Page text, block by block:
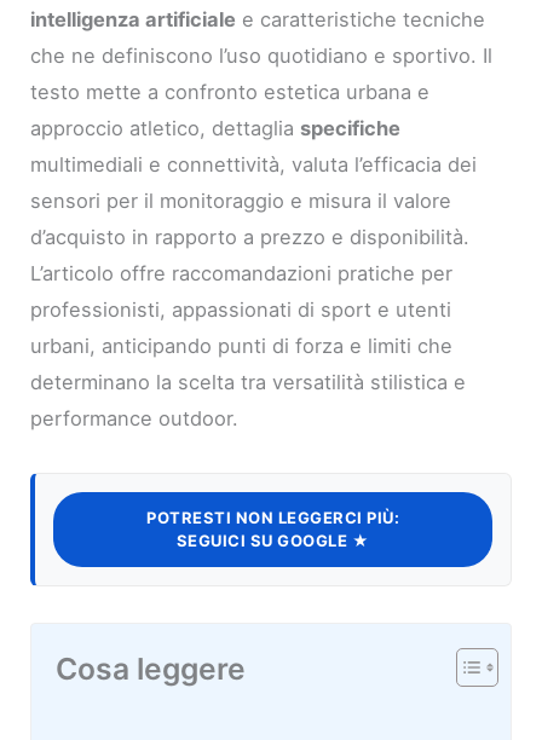
intelligenza artificiale e caratteristiche tecniche
che ne definiscono l’uso quotidiano e sportivo. Il
testo mette a confronto estetica urbana e
approccio atletico, dettaglia specifiche
multimediali e connettività, valuta l’efficacia dei
sensori per il monitoraggio e misura il valore
d’acquisto in rapporto a prezzo e disponibilità.
L’articolo offre raccomandazioni pratiche per
professionisti, appassionati di sport e utenti
urbani, anticipando punti di forza e limiti che
determinano la scelta tra versatilità stilistica e
performance outdoor.
POTRESTI NON LEGGERCI PIÙ:
SEGUICI SU GOOGLE ★
Cosa leggere